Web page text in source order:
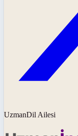
UzmanDil Ailesi